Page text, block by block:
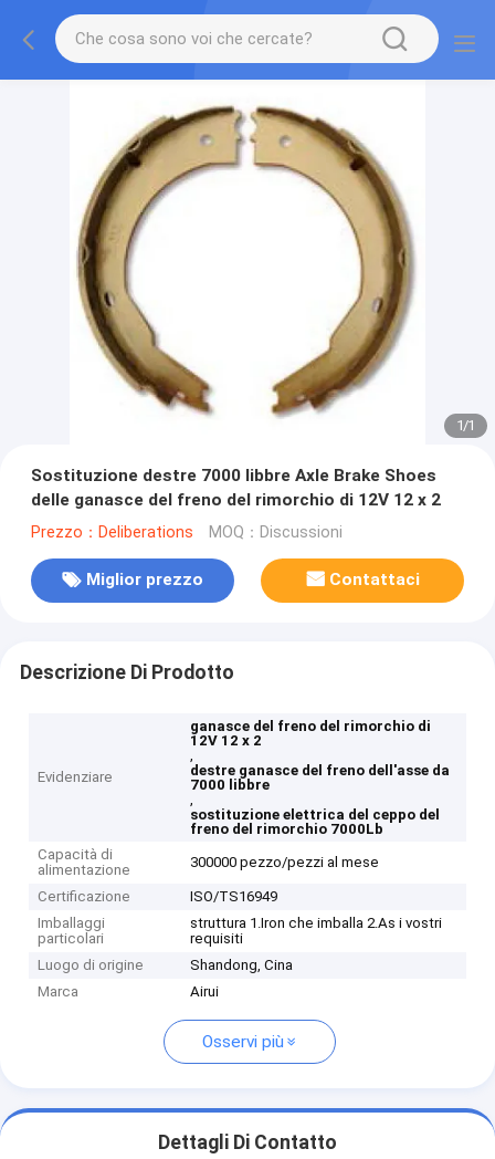
1/1
Sostituzione destre 7000 libbre Axle Brake Shoes
delle ganasce del freno del rimorchio di 12V 12 x 2
Prezzo：Deliberations MOQ：Discussioni
Miglior prezzo Contattaci
Descrizione Di Prodotto
Evidenziare
ganasce del freno del rimorchio di
12V 12 x 2
,
destre ganasce del freno dell'asse da
7000 libbre
,
sostituzione elettrica del ceppo del
freno del rimorchio 7000Lb
Capacità di
alimentazione
300000 pezzo/pezzi al mese
Certificazione
ISO/TS16949
Imballaggi
particolari
struttura 1.Iron che imballa 2.As i vostri
requisiti
Luogo di origine
Shandong, Cina
Marca
Airui
Osservi più
Dettagli Di Contatto